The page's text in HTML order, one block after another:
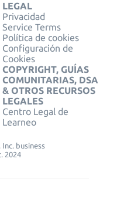
LEGAL
Privacidad
Service Terms
Política de cookies
Configuración de
Cookies
COPYRIGHT, GUÍAS
COMUNITARIAS, DSA
& OTROS RECURSOS
LEGALES
Centro Legal de
Learneo
business
2024